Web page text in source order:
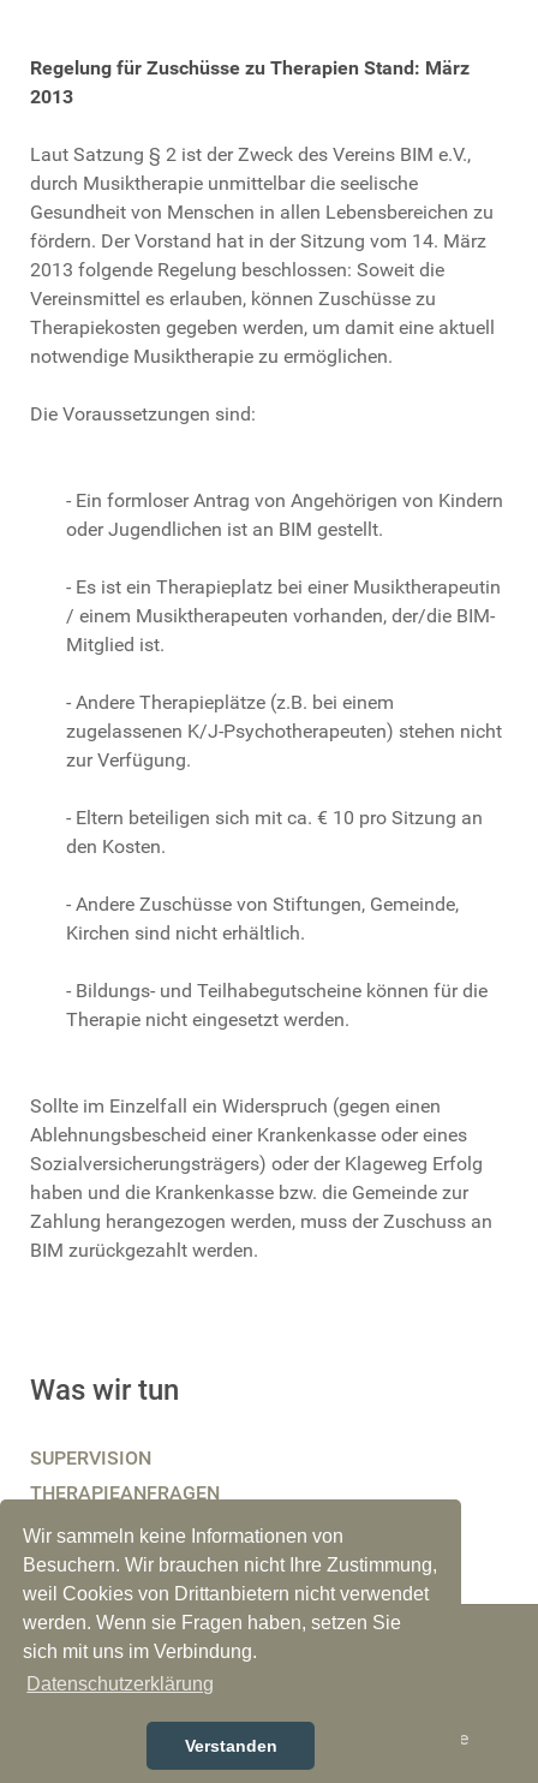
Wir sammeln keine Informationen von
Besuchern. Wir brauchen nicht Ihre Zustimmung,
weil Cookies von Drittanbietern nicht verwendet
werden. Wenn sie Fragen haben, setzen Sie
sich mit uns im Verbindung.
Datenschutzerklärung
Verstanden
Regelung für Zuschüsse zu Therapien Stand: März
2013
Laut Satzung § 2 ist der Zweck des Vereins BIM e.V.,
durch Musiktherapie unmittelbar die seelische
Gesundheit von Menschen in allen Lebensbereichen zu
fördern. Der Vorstand hat in der Sitzung vom 14. März
2013 folgende Regelung beschlossen: Soweit die
Vereinsmittel es erlauben, können Zuschüsse zu
Therapiekosten gegeben werden, um damit eine aktuell
notwendige Musiktherapie zu ermöglichen.
Die Voraussetzungen sind:
- Ein formloser Antrag von Angehörigen von Kindern
oder Jugendlichen ist an BIM gestellt.
- Es ist ein Therapieplatz bei einer Musiktherapeutin
/ einem Musiktherapeuten vorhanden, der/die BIM-
Mitglied ist.
- Andere Therapieplätze (z.B. bei einem
zugelassenen K/J-Psychotherapeuten) stehen nicht
zur Verfügung.
- Eltern beteiligen sich mit ca. € 10 pro Sitzung an
den Kosten.
- Andere Zuschüsse von Stiftungen, Gemeinde,
Kirchen sind nicht erhältlich.
- Bildungs- und Teilhabegutscheine können für die
Therapie nicht eingesetzt werden.
Sollte im Einzelfall ein Widerspruch (gegen einen
Ablehnungsbescheid einer Krankenkasse oder eines
Sozialversicherungsträgers) oder der Klageweg Erfolg
haben und die Krankenkasse bzw. die Gemeinde zur
Zahlung herangezogen werden, muss der Zuschuss an
BIM zurückgezahlt werden.
Was wir tun
SUPERVISION
THERAPIEANFRAGEN
BERATUNG, COACHING
© 2026 Musik Bim
Bremer Institut für Musiktherapie und seelische
Gesundheit e.V. Alle Rechte vorbehalten.